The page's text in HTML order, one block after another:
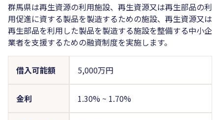
群馬県は再生資源の利用施設、再生資源又は再生部品の利
用促進に資する製品を製造するための施設、再生資源又は
再生部品を利用した製品を製造する施設を整備する中小企
業者を支援するための融資制度を実施します。
借入可能額 5,000万円
金利 1.30% ~ 1.70%